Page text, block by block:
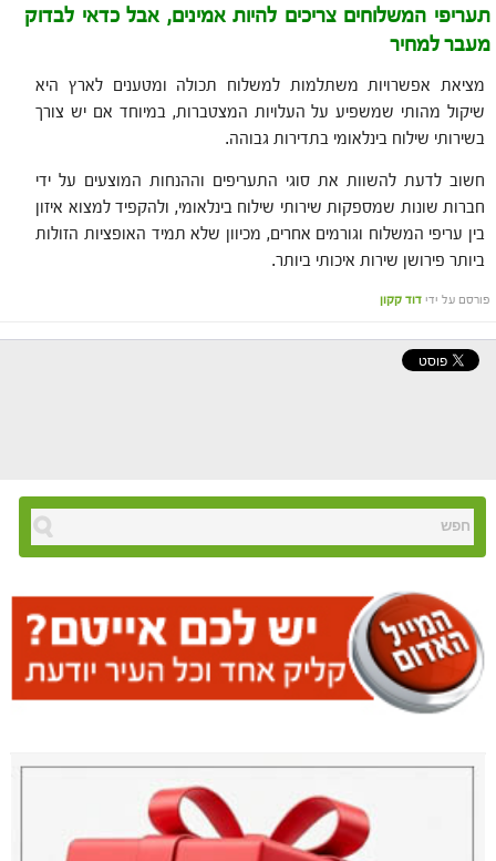
תעריפי המשלוחים צריכים להיות אמינים, אבל כדאי לבדוק
מעבר למחיר
מציאת אפשרויות משתלמות למשלוח תכולה ומטענים לארץ היא
שיקול מהותי שמשפיע על העלויות המצטברות, במיוחד אם יש צורך
בשירותי שילוח בינלאומי בתדירות גבוהה.
חשוב לדעת להשוות את סוגי התעריפים וההנחות המוצעים על ידי
חברות שונות שמספקות שירותי שילוח בינלאומי, ולהקפיד למצוא איזון
בין עריפי המשלוח וגורמים אחרים, מכיוון שלא תמיד האופציות הזולות
ביותר פירושן שירות איכותי ביותר.
פורסם על ידי דוד קקון